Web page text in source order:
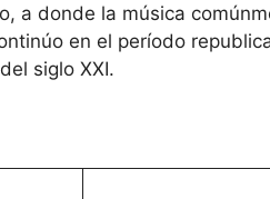
a donde la música
en el período
siglo XXI.